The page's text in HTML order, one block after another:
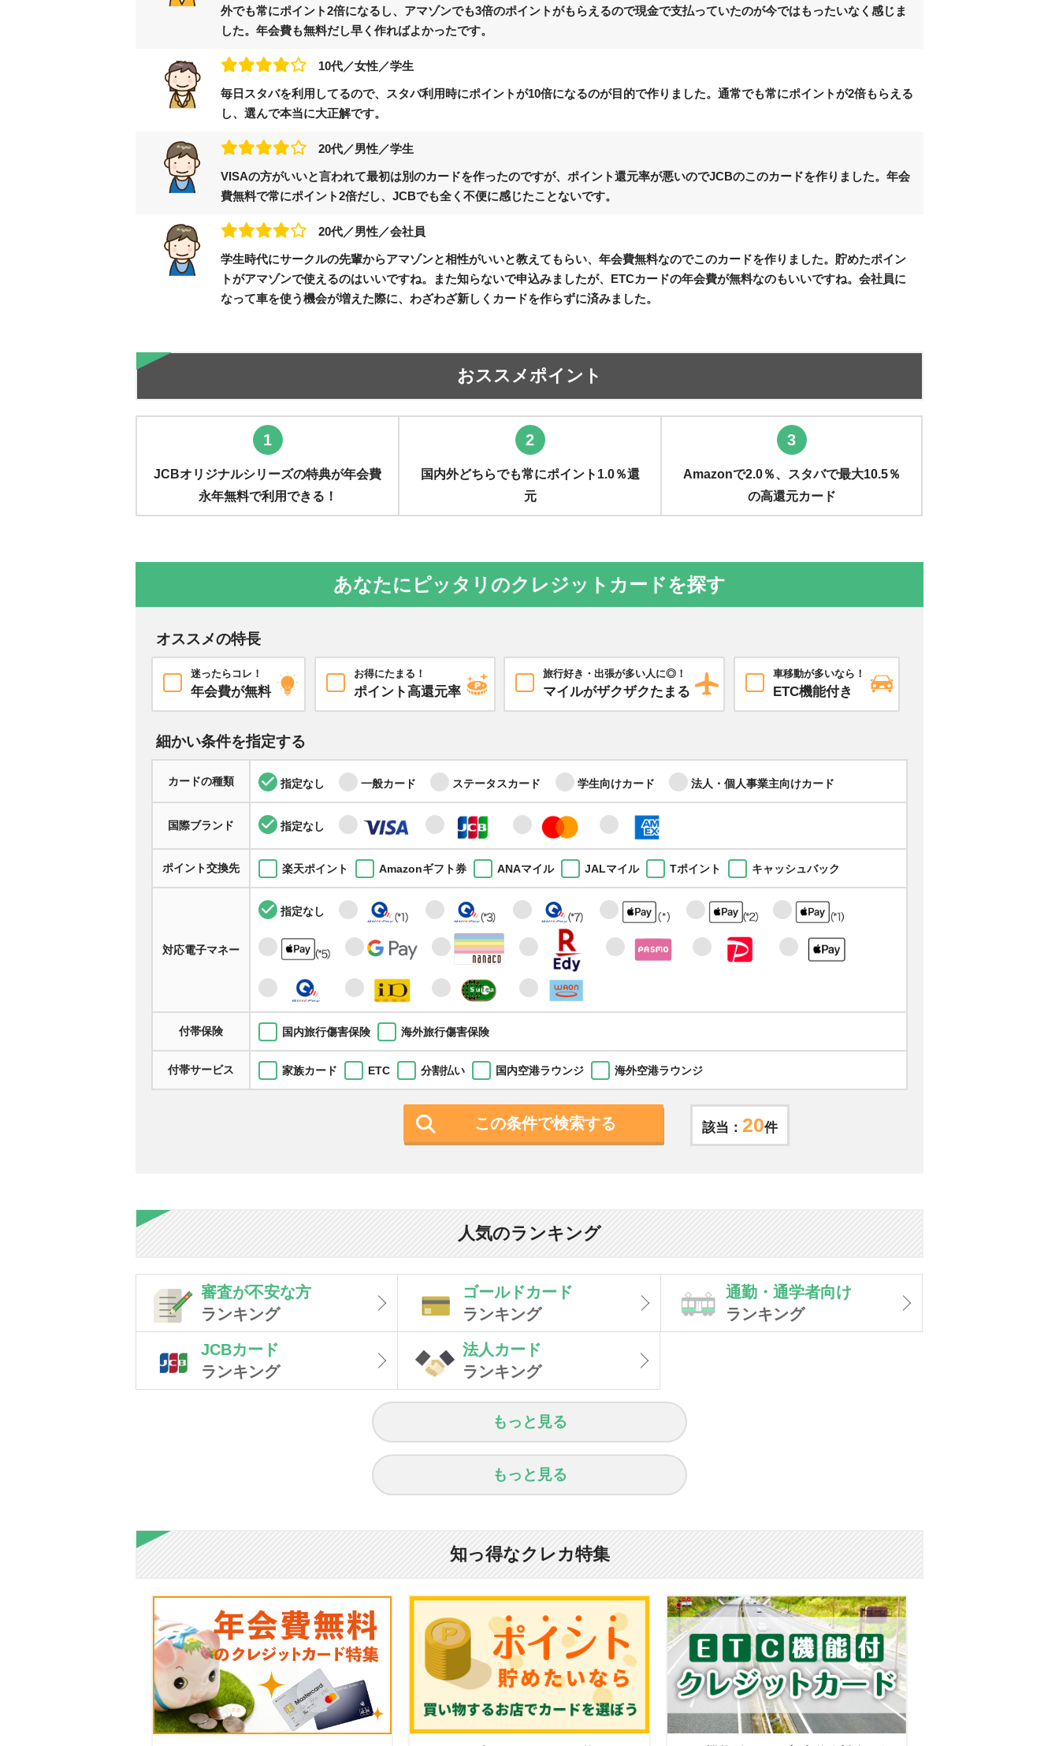
外でも常にポイント2倍になるし、アマゾンでも3倍のポイントがもらえるので現金で支払っていたのが今ではもったいなく感じま
した。年会費も無料だし早く作ればよかったです。
10代／女性／学生
毎日スタバを利用してるので、スタバ利用時にポイントが10倍になるのが目的で作りました。通常でも常にポイントが2倍もらえる
し、選んで本当に大正解です。
20代／男性／学生
VISAの方がいいと言われて最初は別のカードを作ったのですが、ポイント還元率が悪いのでJCBのこのカードを作りました。年会
費無料で常にポイント2倍だし、JCBでも全く不便に感じたことないです。
20代／男性／会社員
学生時代にサークルの先輩からアマゾンと相性がいいと教えてもらい、年会費無料なのでこのカードを作りました。貯めたポイン
トがアマゾンで使えるのはいいですね。また知らないで申込みましたが、ETCカードの年会費が無料なのもいいですね。会社員に
なって車を使う機会が増えた際に、わざわざ新しくカードを作らずに済みました。
おススメポイント
1
JCBオリジナルシリーズの特典が年会費
永年無料で利用できる！
2
国内外どちらでも常にポイント1.0％還
元
3
Amazonで2.0％、スタバで最大10.5％
の高還元カード
あなたにピッタリのクレジットカードを探す
オススメの特長
迷ったらコレ！
年会費が無料
お得にたまる！
ポイント高還元率
旅行好き・出張が多い人に◎！
マイルがザクザクたまる
車移動が多いなら！
ETC機能付き
細かい条件を指定する
カードの種類 指定なし 一般カード ステータスカード 学生向けカード 法人・個人事業主向けカード
国際ブランド 指定なし
ポイント交換先 楽天ポイント Amazonギフト券 ANAマイル JALマイル Tポイント キャッシュバック
対応電子マネー
指定なし
付帯保険 国内旅行傷害保険 海外旅行傷害保険
付帯サービス 家族カード ETC 分割払い 国内空港ラウンジ 海外空港ラウンジ
この条件で検索する 該当： 20件
人気のランキング
審査が不安な方
ランキング
ゴールドカード
ランキング
通勤・通学者向け
ランキング
JCBカード
ランキング
法人カード
ランキング
もっと見る
もっと見る
知っ得なクレカ特集